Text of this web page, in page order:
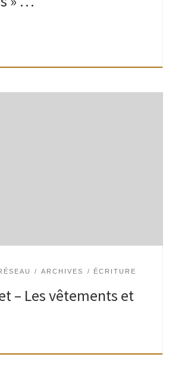
ARCHIVES ÉCRITURE
– Les vêtements et